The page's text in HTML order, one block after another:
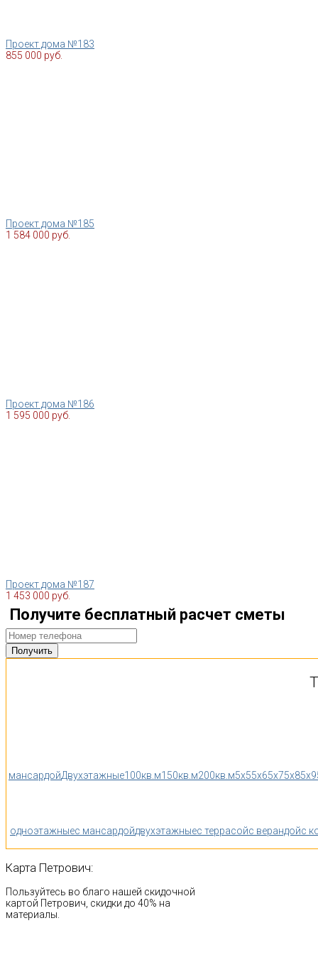
Проект дома №183
855 000 руб.
Проект дома №185
1 584 000 руб.
Проект дома №186
1 595 000 руб.
Проект дома №187
1 453 000 руб.
Получите бесплатный расчет сметы
мансардойДвухэтажные100кв.м150кв.м200кв.м5x55x65x75x85x9
одноэтажныес мансардойдвухэтажныес террасойс верандойс
Карта Петрович:
Пользуйтесь во благо нашей скидочной
картой Петрович, скидки до 40% на
материалы.